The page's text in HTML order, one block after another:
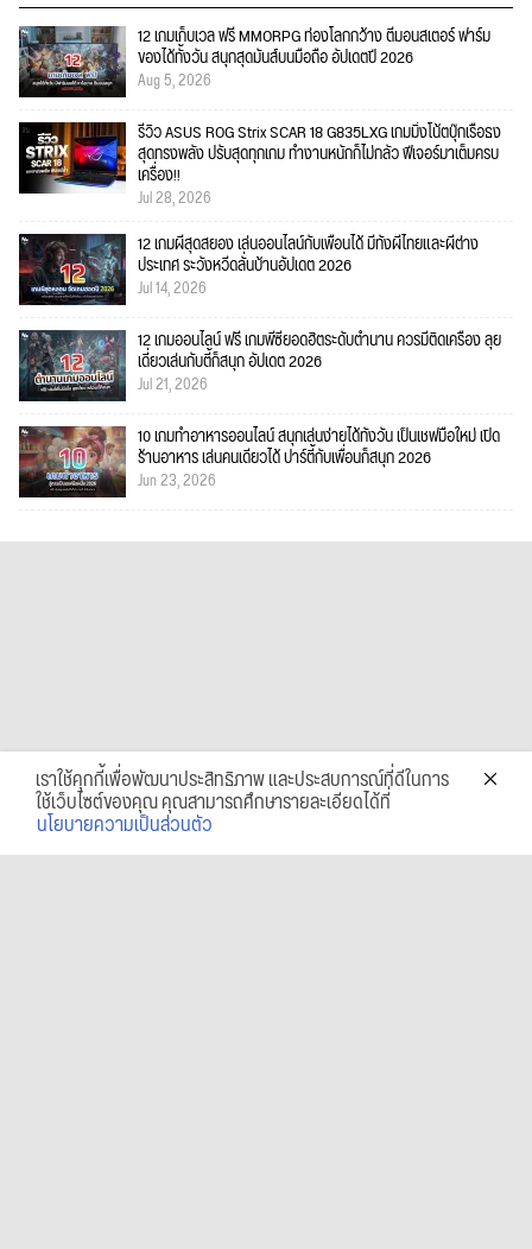
12 เกมเก็บเวล ฟรี MMORPG ท่องโลกกว้าง ตีมอนสเตอร์ ฟาร์ม
ของได้ทั้งวัน สนุกสุดมันส์บนมือถือ อัปเดตปี 2026
Aug 5, 2026
รีวิว ASUS ROG Strix SCAR 18 G835LXG เกมมิ่งโน้ตบุ๊กเรือธง
สุดทรงพลัง ปรับสุดทุกเกม ทำงานหนักก็ไม่กลัว ฟีเจอร์มาเต็มครบ
เครื่อง!!
Jul 28, 2026
12 เกมผีสุดสยอง เล่นออนไลน์กับเพื่อนได้ มีทั้งผีไทยและผีต่าง
ประเทศ ระวังหวีดลั่นบ้านอัปเดต 2026
Jul 14, 2026
12 เกมออนไลน์ ฟรี เกมพีซียอดฮิตระดับตำนาน ควรมีติดเครื่อง ลุย
เดี่ยวเล่นกับตี้ก็สนุก อัปเดต 2026
Jul 21, 2026
10 เกมทำอาหารออนไลน์ สนุกเล่นง่ายได้ทั้งวัน เป็นเชฟมือใหม่ เปิด
ร้านอาหาร เล่นคนเดียวได้ ปาร์ตี้กับเพื่อนก็สนุก 2026
Jun 23, 2026
เราใช้คุกกี้เพื่อพัฒนาประสิทธิภาพ และประสบการณ์ที่ดีในการ
ใช้เว็บไซต์ของคุณ คุณสามารถศึกษารายละเอียดได้ที่
นโยบายความเป็นส่วนตัว